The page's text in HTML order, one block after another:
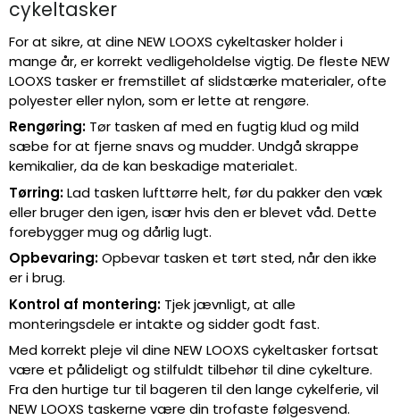
cykeltasker
For at sikre, at dine NEW LOOXS cykeltasker holder i
mange år, er korrekt vedligeholdelse vigtig. De fleste NEW
LOOXS tasker er fremstillet af slidstærke materialer, ofte
polyester eller nylon, som er lette at rengøre.
Rengøring: Tør tasken af med en fugtig klud og mild
sæbe for at fjerne snavs og mudder. Undgå skrappe
kemikalier, da de kan beskadige materialet.
Tørring:Lad tasken lufttørre helt, før du pakker den væk
eller bruger den igen, især hvis den er blevet våd. Dette
forebygger mug og dårlig lugt.
Opbevaring:Opbevar tasken et tørt sted, når den ikke
er i brug.
Kontrol af montering: Tjek jævnligt, at alle
monteringsdele er intakte og sidder godt fast.
Med korrekt pleje vil dine NEW LOOXS cykeltasker fortsat
være et pålideligt og stilfuldt tilbehør til dine cykelture.
Fra den hurtige tur til bageren til den lange cykelferie, vil
NEW LOOXS taskerne være din trofaste følgesvend.